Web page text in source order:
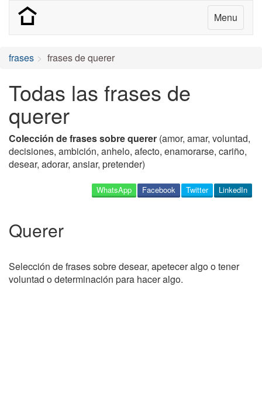
Menu
frases frases de querer
Todas las frases de
querer
Colección de frases sobre querer (amor, amar, voluntad,
decisiones, ambición, anhelo, afecto, enamorarse, cariño,
desear, adorar, ansiar, pretender)
LinkedIn
Twitter
Facebook
WhatsApp
Querer
Selección de frases sobre desear, apetecer algo o tener
voluntad o determinación para hacer algo.